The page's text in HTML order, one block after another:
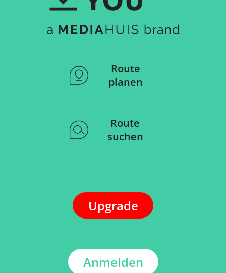
Route
planen
Route
suchen
Upgrade
Anmelden